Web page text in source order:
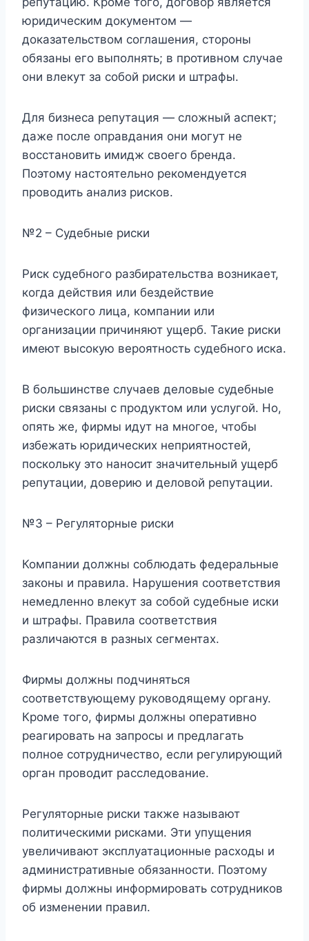
юридическим документом —
доказательством соглашения, стороны
обязаны его выполнять; в противном случае
они влекут за собой риски и штрафы.
Для бизнеса репутация — сложный аспект;
даже после оправдания они могут не
восстановить имидж своего бренда.
Поэтому настоятельно рекомендуется
проводить анализ рисков.
№2 – Судебные риски
Риск судебного разбирательства возникает,
когда действия или бездействие
физического лица, компании или
организации причиняют ущерб. Такие риски
имеют высокую вероятность судебного иска.
В большинстве случаев деловые судебные
риски связаны с продуктом или услугой. Но,
опять же, фирмы идут на многое, чтобы
избежать юридических неприятностей,
поскольку это наносит значительный ущерб
репутации, доверию и деловой репутации.
№3 – Регуляторные риски
Компании должны соблюдать федеральные
законы и правила. Нарушения соответствия
немедленно влекут за собой судебные иски
и штрафы. Правила соответствия
различаются в разных сегментах.
Фирмы должны подчиняться
соответствующему руководящему органу.
Кроме того, фирмы должны оперативно
реагировать на запросы и предлагать
полное сотрудничество, если регулирующий
орган проводит расследование.
Регуляторные риски также называют
политическими рисками. Эти упущения
увеличивают эксплуатационные расходы и
административные обязанности. Поэтому
фирмы должны информировать сотрудников
об изменении правил.